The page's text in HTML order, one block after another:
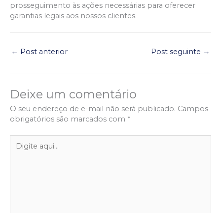
prosseguimento às ações necessárias para oferecer
garantias legais aos nossos clientes.
← Post anterior Post seguinte →
Deixe um comentário
O seu endereço de e-mail não será publicado. Campos
obrigatórios são marcados com *
aqui...